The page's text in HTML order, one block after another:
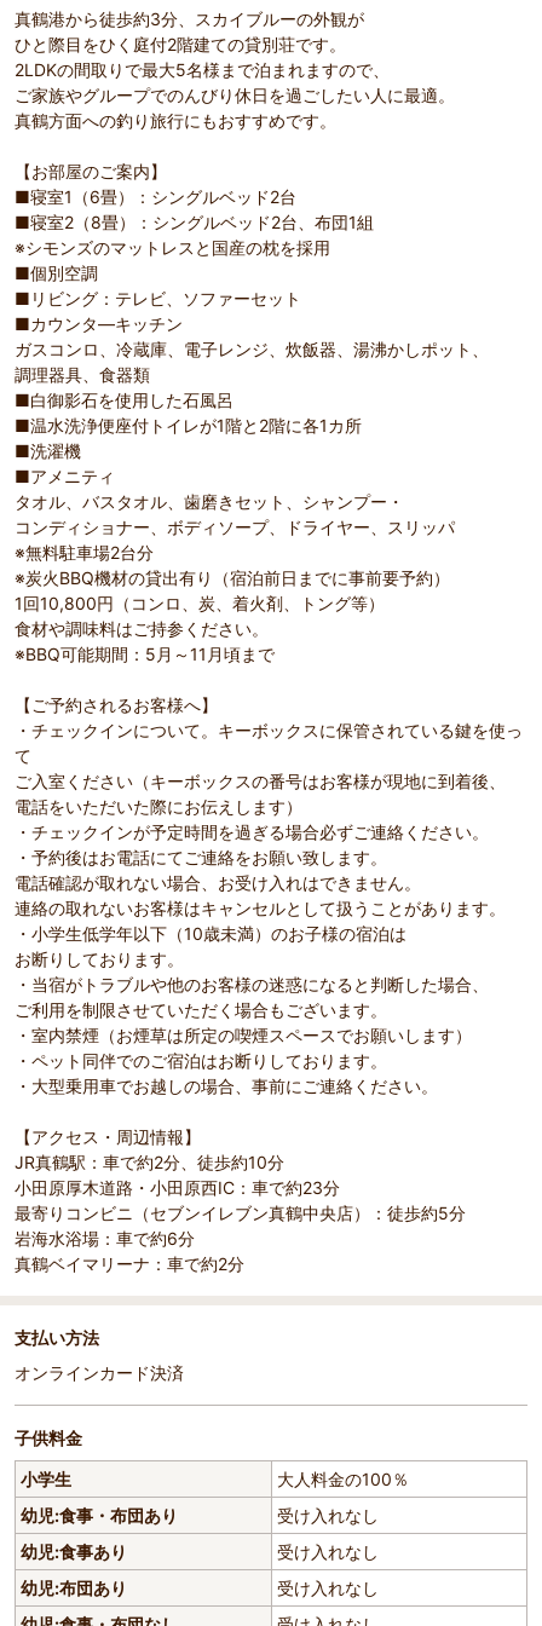
真鶴港から徒歩約3分、スカイブルーの外観が
ひと際目をひく庭付2階建ての貸別荘です。
2LDKの間取りで最大5名様まで泊まれますので、
ご家族やグループでのんびり休日を過ごしたい人に最適。
真鶴方面への釣り旅行にもおすすめです。
【お部屋のご案内】
■寝室1（6畳）：シングルベッド2台
■寝室2（8畳）：シングルベッド2台、布団1組
※シモンズのマットレスと国産の枕を採用
■個別空調
■リビング：テレビ、ソファーセット
■カウンタ―キッチン
ガスコンロ、冷蔵庫、電子レンジ、炊飯器、湯沸かしポット、
調理器具、食器類
■白御影石を使用した石風呂
■温水洗浄便座付トイレが1階と2階に各1カ所
■洗濯機
■アメニティ
タオル、バスタオル、歯磨きセット、シャンプー・
コンディショナー、ボディソープ、ドライヤー、スリッパ
※無料駐車場2台分
※炭火BBQ機材の貸出有り（宿泊前日までに事前要予約）
1回10,800円（コンロ、炭、着火剤、トング等）
食材や調味料はご持参ください。
※BBQ可能期間：5月～11月頃まで
【ご予約されるお客様へ】
・チェックインについて。キーボックスに保管されている鍵を使っ
て
ご入室ください（キーボックスの番号はお客様が現地に到着後、
電話をいただいた際にお伝えします）
・チェックインが予定時間を過ぎる場合必ずご連絡ください。
・予約後はお電話にてご連絡をお願い致します。
電話確認が取れない場合、お受け入れはできません。
連絡の取れないお客様はキャンセルとして扱うことがあります。
・小学生低学年以下（10歳未満）のお子様の宿泊は
お断りしております。
・当宿がトラブルや他のお客様の迷惑になると判断した場合、
ご利用を制限させていただく場合もございます。
・室内禁煙（お煙草は所定の喫煙スペースでお願いします）
・ペット同伴でのご宿泊はお断りしております。
・大型乗用車でお越しの場合、事前にご連絡ください。
【アクセス・周辺情報】
JR真鶴駅：車で約2分、徒歩約10分
小田原厚木道路・小田原西IC：車で約23分
最寄りコンビニ（セブンイレブン真鶴中央店）：徒歩約5分
岩海水浴場：車で約6分
真鶴ベイマリーナ：車で約2分
支払い方法
オンラインカード決済
子供料金
小学生
大人料金の100％
幼児:食事・布団あり
受け入れなし
幼児:食事あり
受け入れなし
幼児:布団あり
受け入れなし